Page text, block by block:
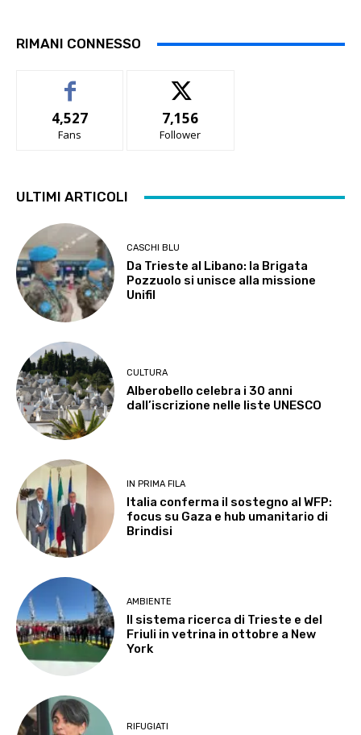
RIMANI CONNESSO
4,527
Fans
7,156
Follower
ULTIMI ARTICOLI
CASCHI BLU
Da Trieste al Libano: la Brigata
Pozzuolo si unisce alla missione
Unifil
CULTURA
Alberobello celebra i 30 anni
dall’iscrizione nelle liste UNESCO
IN PRIMA FILA
Italia conferma il sostegno al WFP:
focus su Gaza e hub umanitario di
Brindisi
AMBIENTE
Il sistema ricerca di Trieste e del
Friuli in vetrina in ottobre a New
York
RIFUGIATI